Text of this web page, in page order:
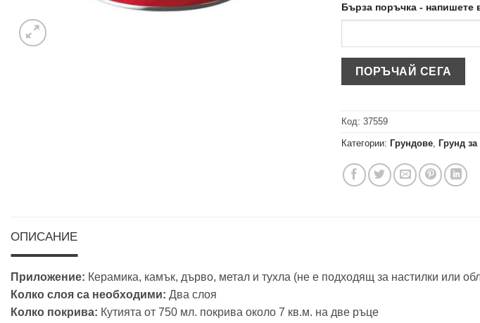
Бърза поръчка - напишете
Код:37559
Категории: Грундове, Грунд за
ОПИСАНИЕ
Приложение: Керамика, камък, дърво, метал и тухла (не е подходящ за настилки или
Колко слоя са необходими: Два слоя
Колко покрива: Кутията от 750 мл. покрива около 7 кв.м. на две ръце